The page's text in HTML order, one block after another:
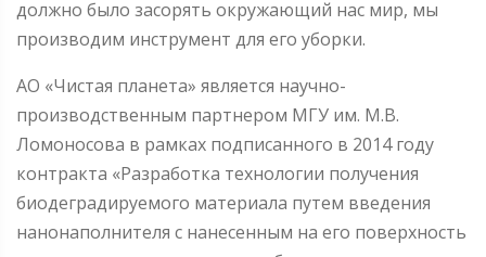
должно было засорять окружающий нас мир, мы
производим инструмент для его уборки.
АО «Чистая планета» является научно-
производственным партнером МГУ им. М.В.
Ломоносова в рамках подписанного в 2014 году
контракта «Разработка технологии получения
биодеградируемого материала путем введения
нанонаполнителя с нанесенным на его поверхность